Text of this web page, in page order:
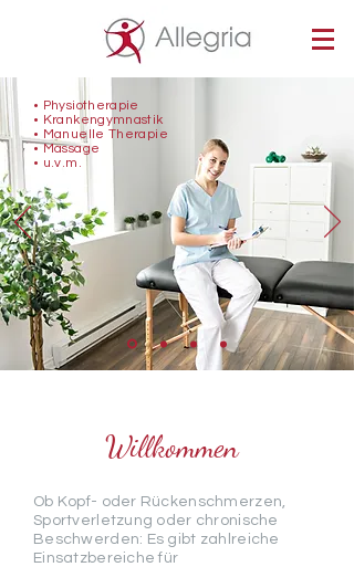
• Physiotherapie
• Krankengymnastik
• Manuelle Therapie
• Massage
• u.v.m.
Ob Kopf- oder Rückenschmerzen,
Sportverletzung oder chronische
Beschwerden: Es gibt zahlreiche
Einsatzbereiche für
Willkommen